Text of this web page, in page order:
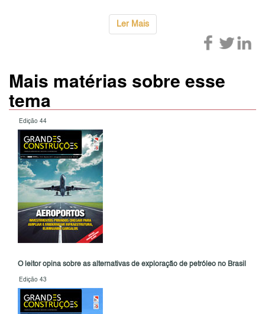
Ler Mais
Mais matérias sobre esse
tema
Edição 44
O leitor opina sobre as alternativas de exploração de petróleo no Brasil
Edição 43